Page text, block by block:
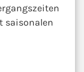
saisonalen